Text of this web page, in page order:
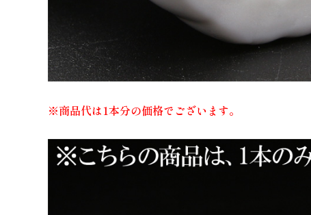
※商品代は1本分の価格でございます。